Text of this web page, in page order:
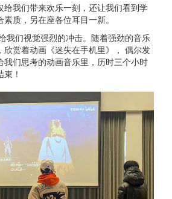
给我们带来欢乐一刻，还让我们看到学
质，另在座各位耳目一新。
我们视觉强烈的冲击。随着强劲的音乐
欣赏着动画《迷失在手机里》， 偶尔发
我们思考的动画音乐里，历时三个小时
！